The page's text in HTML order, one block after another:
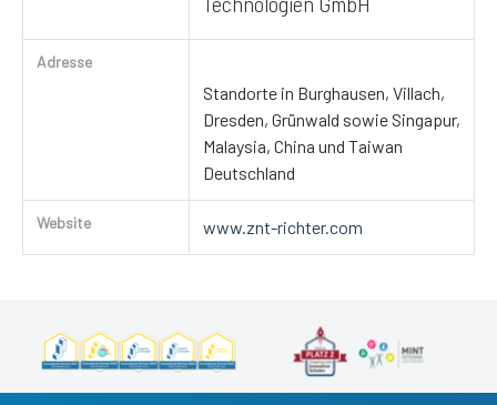
Adresse
Standorte in Burghausen, Villach,
Dresden, Grünwald sowie Singapur,
Malaysia, China und Taiwan
Deutschland
Website www.znt-richter.com